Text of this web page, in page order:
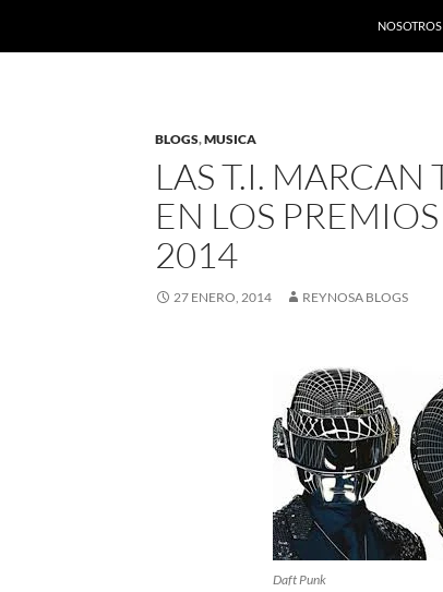
NOSOTROS
BLOGS,MUSICA
LAS T.I.
EN LOS
2014
27 ENERO, 2014 REYNOSA BLOGS
Daft Punk